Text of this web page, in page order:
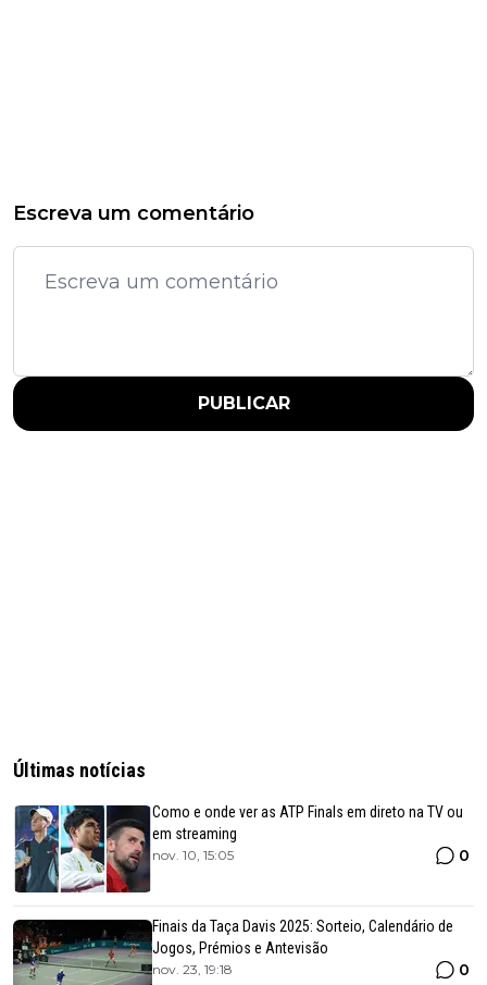
Escreva um comentário
PUBLICAR
Últimas notícias
Como e onde ver as ATP Finals em direto na TV ou
em streaming
nov. 10, 15:05 0
Finais da Taça Davis 2025: Sorteio, Calendário de
Jogos, Prémios e Antevisão
nov. 23, 19:18 0